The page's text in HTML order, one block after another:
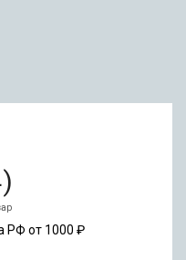
)
РФ от 1000 ₽